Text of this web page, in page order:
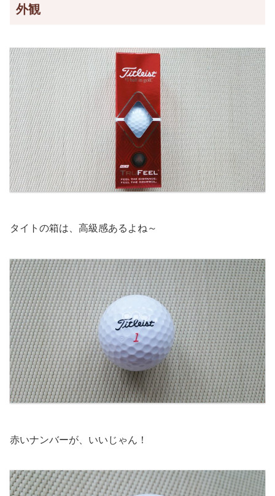
外観
タイトの箱は、高級感あるよね～
赤いナンバーが、いいじゃん！